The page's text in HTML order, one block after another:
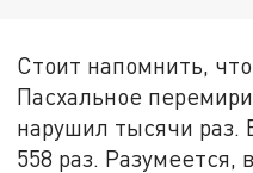
Стоит напомнить,
Пасхальное
нарушил тысячи раз.
558 раз. Разумеется,